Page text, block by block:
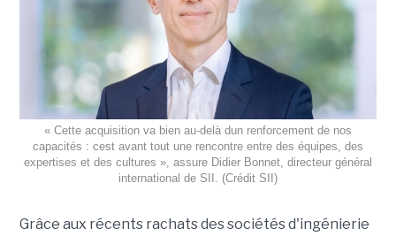
« Cette acquisition va bien au-delà dun renforcement de nos
capacités : cest avant tout une rencontre entre des équipes, des
expertises et des cultures », assure Didier Bonnet, directeur général
international de SII. (Crédit SII)
Grâce aux récents rachats des sociétés d'ingénierie